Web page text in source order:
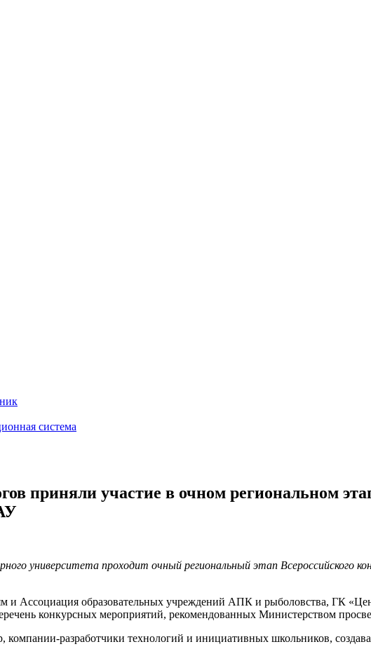
система
приняли участие в очном региональном
университета проходит очный региональный этап Всероссийского
и Ассоциация образовательных учреждений АПК и рыболовства, ГК
конкурсных мероприятий, рекомендованных Министерством
компании-разработчики технологий и инициативных школьников,